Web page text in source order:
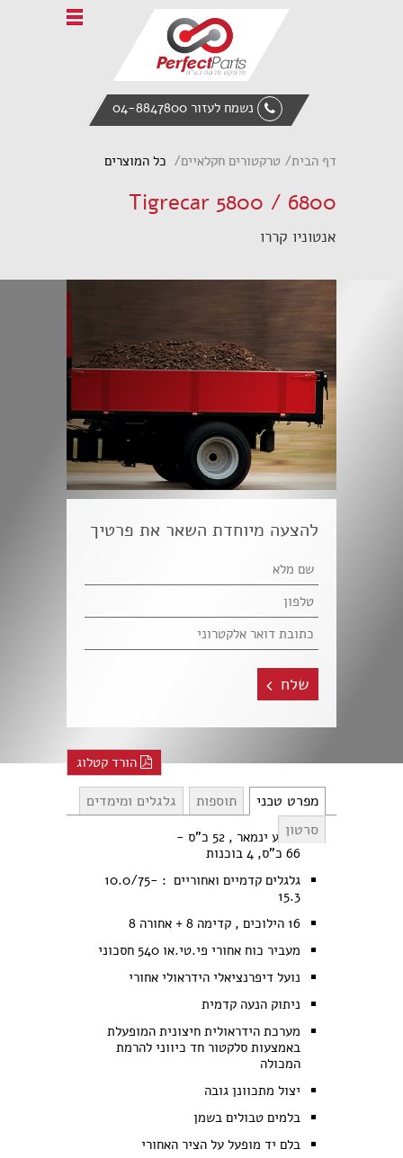
Home
ציוד הנדסי
נשמח לעזור 04-8847800
דף הבית טרקטורים חקלאיים כל המוצרים
Tigrecar 5800 / 6800
אנטוניו קררו
להצעה מיוחדת השאר את פרטיך
שלח
מפרט טכני תוספות
גלגלים ומימדים
סרטון
הורד קטלוג
מנוע ינמאר , 52 כ"ס -
66 כ"ס, 4 בוכנות
גלגלים קדמיים ואחוריים : 10.0/75-
15.3
16 הילוכים , קדימה 8 + אחורה 8
מעביר כוח אחורי פי.טי.או 540 חסכוני
נועל דיפרנציאלי הידראולי אחורי
ניתוק הנעה קדמית
מערכת הידראולית חיצונית המופעלת
באמצעות סלקטור חד כיווני להרמת
המכולה
יצול מתכוונן גובה
בלמים טבולים בשמן
בלם יד מופעל על הציר האחורי